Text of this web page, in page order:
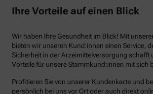
Ihre Vorteile auf einen Blick
Wir haben Ihre Gesundheit im Blick! Mit
bieten wir unseren Kund:innen einen Service,
Sicherheit in der Arzeimittelversorgung schafft
Vorteile für unsere Stammkund:innen mit sich
Profitieren Sie von unserer Kundenkarte und
persönlich bei uns vor Ort oder auch direkt